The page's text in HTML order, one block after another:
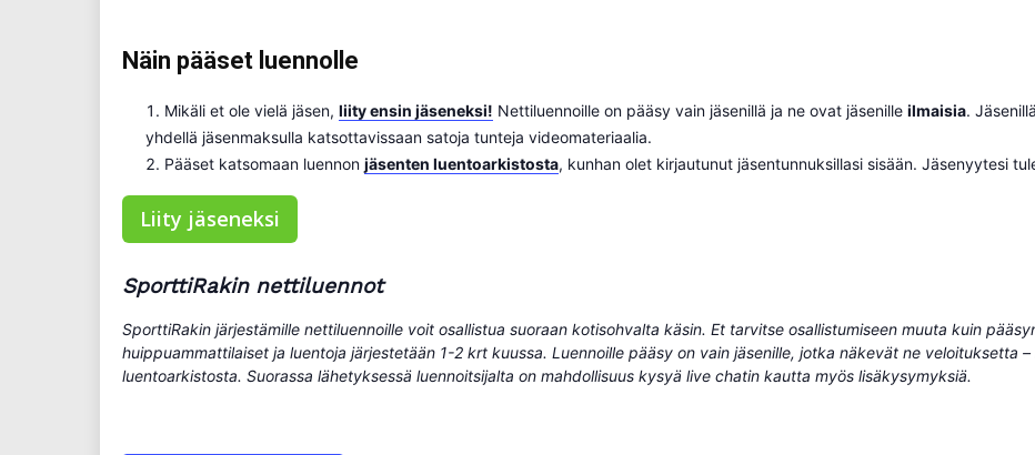
Näin pääset luennolle
Mikäli et ole vielä jäsen, liity ensin jäseneksi! Nettiluennoille on pääsy vain jäsenillä ja ne ovat jäsenille ilmaisia.
yhdellä jäsenmaksulla katsottavissaan satoja tunteja videomateriaalia.
Pääset katsomaan luennon jäsenten luentoarkistosta, kunhan olet kirjautunut jäsentunnuksillasi sisään. Jäsenyytesi
Liity jäseneksi
SporttiRakin nettiluennot
SporttiRakin järjestämille nettiluennoille voit osallistua suoraan kotisohvalta käsin. Et tarvitse osallistumiseen muuta kuin
huippuammattilaiset ja luentoja järjestetään 1-2 krt kuussa. Luennoille pääsy on vain jäsenille, jotka näkevät ne veloituksetta
luentoarkistosta. Suorassa lähetyksessä luennoitsijalta on mahdollisuus kysyä live chatin kautta myös lisäkysymyksiä.